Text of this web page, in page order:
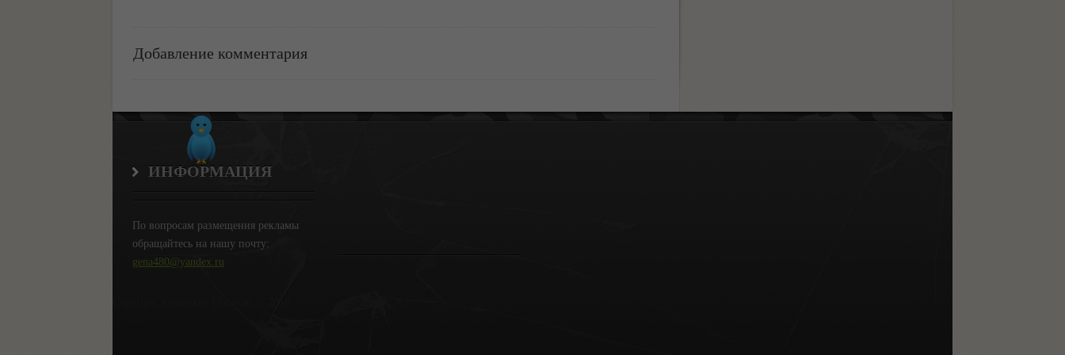
Добавление комментария
ИНФОРМАЦИЯ
По вопросам размещения рекламы
обращайтесь на нашу почту:
gena480@yandex.ru